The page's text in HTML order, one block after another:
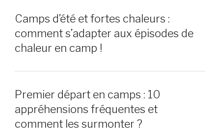
Camps d’été et fortes chaleurs :
comment s’adapter aux épisodes de
chaleur en camp !
Premier départ en camps : 10
appréhensions fréquentes et
comment les surmonter ?